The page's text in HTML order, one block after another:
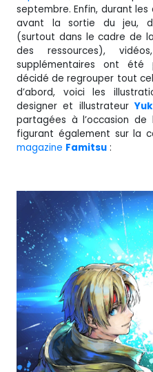
septembre. Enfin, durant
avant la sortie du jeu,
(surtout dans le cadre de
des ressources),
supplémentaires ont été
décidé de regrouper tout
d’abord, voici les
designer et illustrateur
partagées à l’occasion
figurant également sur la
magazine Famitsu :